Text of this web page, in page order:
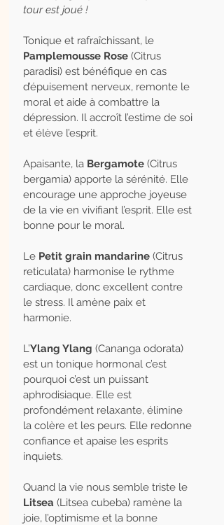
tour est joué !
Tonique et rafraîchissant, le
Pamplemousse Rose (Citrus
paradisi) est bénéfique en cas
d’épuisement nerveux, remonte le
moral et aide à combattre la
dépression. Il accroît l’estime de soi
et élève l’esprit.
Apaisante, la Bergamote (Citrus
bergamia) apporte la sérénité. Elle
encourage une approche joyeuse
de la vie en vivifiant l’esprit. Elle est
bonne pour le moral.
Le Petit grain mandarine (Citrus
reticulata) harmonise le rythme
cardiaque, donc excellent contre
le stress. Il amène paix et
harmonie.
L’Ylang Ylang (Cananga odorata)
est un tonique hormonal c’est
pourquoi c’est un puissant
aphrodisiaque. Elle est
profondément relaxante, élimine
la colère et les peurs. Elle redonne
confiance et apaise les esprits
inquiets.
Quand la vie nous semble triste le
Litsea (Litsea cubeba) ramène la
joie, l’optimisme et la bonne